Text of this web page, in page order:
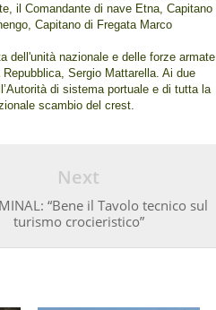
il Comandante di nave Etna, Capitano
Capitano di Fregata Marco
dell'unità nazionale e delle forze armate
Sergio Mattarella. Ai due
di sistema portuale e di tutta la
scambio del crest.
Next
“Bene il Tavolo tecnico sul
turismo crocieristico”